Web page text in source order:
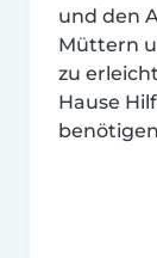
und den
Müttern
zu
Hause